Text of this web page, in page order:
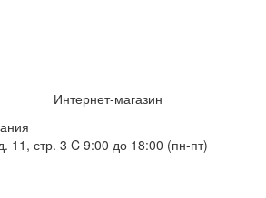
Интернет-магазин
11, стр. 3 C 9:00 до 18:00 (пн-пт)